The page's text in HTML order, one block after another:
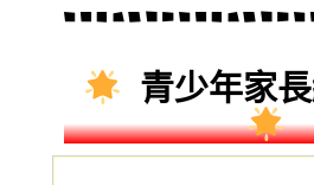
青少年家